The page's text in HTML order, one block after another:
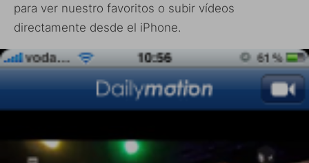
para ver nuestro favoritos o subir vídeos
directamente desde el iPhone.